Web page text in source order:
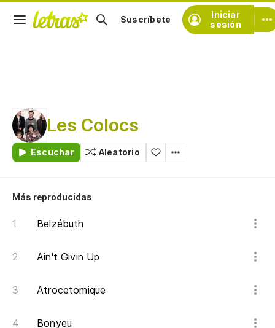
Iniciar
sesión
Suscríbete
Les Colocs
Escuchar Aleatorio
Más reproducidas
Belzébuth
Ain't Givin Up
Atrocetomique
Bonyeu